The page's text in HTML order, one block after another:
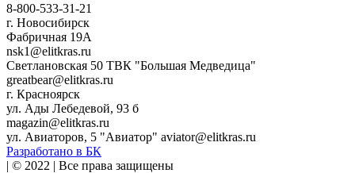
8-800-533-31-21
г. Новосибирск
Фабричная 19А
nsk1@elitkras.ru
Светлановская 50 ТВК "Большая Медведица"
greatbear@elitkras.ru
г. Красноярск
ул. Ады Лебедевой, 93 б
magazin@elitkras.ru
ул. Авиаторов, 5 "Авиатор" aviator@elitkras.ru
Разработано в БК
| © 2022 | Все права защищены